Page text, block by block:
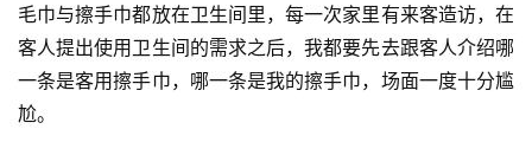
毛巾与擦手巾都放在卫生间里，每一次家里有来客造访，在
客人提出使用卫生间的需求之后，我都要先去跟客人介绍哪
一条是客用擦手巾，哪一条是我的擦手巾，场面一度十分尴
尬。